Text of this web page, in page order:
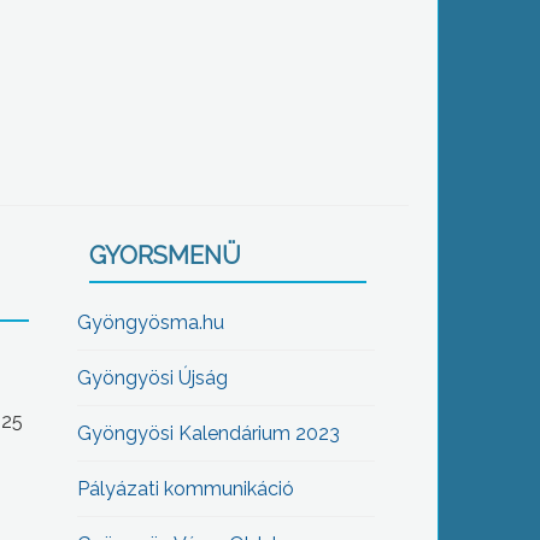
GYORSMENÜ
Gyöngyösma.hu
Gyöngyösi Újság
Gyöngyösi Kalendárium 2023
Pályázati kommunikáció